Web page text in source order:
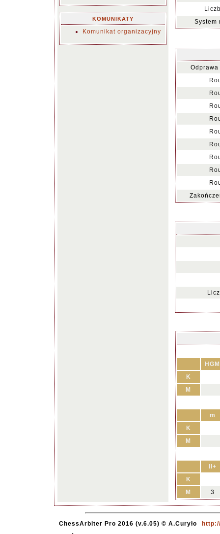
KOMUNIKATY
Komunikat organizacyjny
System
HGM
K
M
m
K
M
II+
K
M
3
ChessArbiter Pro 2016 (v.6.05) © A.Curyło